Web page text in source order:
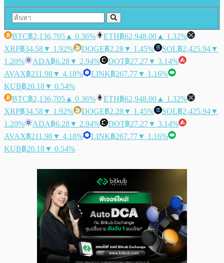
BTC฿2,136,705 ▲ 0.36% ETH฿62,948.00 ▲ 1.32%
XRP฿34.58▼ 1.92% DOGE฿2.28▼ 1.45% SOL฿2,425.94▼
1.20%
ADA฿6.28▼ 2.94% DOT฿27.27▼ 3.14%
AVAX฿211.98▼ 4.18% LINK฿267.77▼ 1.16%
KUB฿20.18▼ 0.54%
BTC฿2,136,705 ▲ 0.36% ETH฿62,948.00 ▲ 1.32%
XRP฿34.58▼ 1.92% DOGE฿2.28▼ 1.45% SOL฿2,425.94▼
1.20%
ADA฿6.28▼ 2.94% DOT฿27.27▼ 3.14%
AVAX฿211.98▼ 4.18% LINK฿267.77▼ 1.16%
KUB฿20.18▼ 0.54%